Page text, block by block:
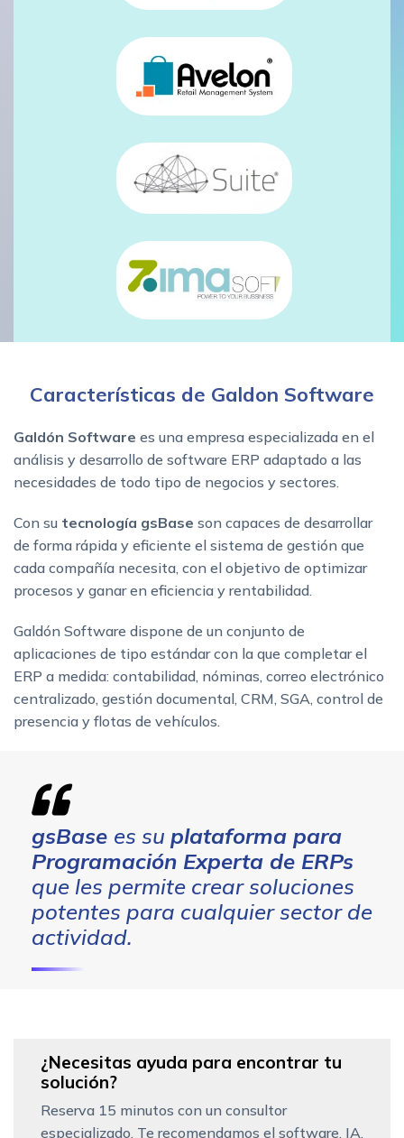
Características de Galdon Software
Galdón Software es una empresa especializada en el
análisis y desarrollo de software ERP adaptado a las
necesidades de todo tipo de negocios y sectores.
Con su tecnología gsBase son capaces de desarrollar
de forma rápida y eficiente el sistema de gestión que
cada compañía necesita, con el objetivo de optimizar
procesos y ganar en eficiencia y rentabilidad.
Galdón Software dispone de un conjunto de
aplicaciones de tipo estándar con la que completar el
ERP a medida: contabilidad, nóminas, correo electrónico
centralizado, gestión documental, CRM, SGA, control de
presencia y flotas de vehículos.
gsBase es su plataforma para
Programación Experta de ERPs
que les permite crear soluciones
potentes para cualquier sector de
actividad.
¿Necesitas ayuda para encontrar tu
solución?
Reserva 15 minutos con un consultor
especializado. Te recomendamos el software, IA,